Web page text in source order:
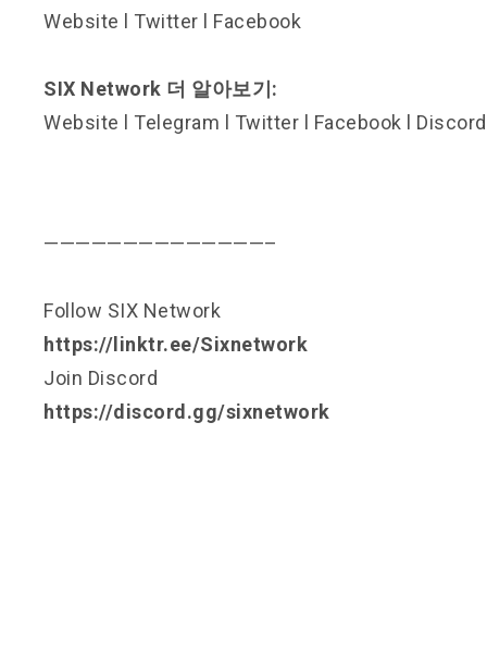
Website
Twitter Facebook
SIX Network 더 알아보기:
Website
Telegram Twitter Facebook Discord
——————————————–
Follow SIX Network
https://linktr.ee/Sixnetwork
Join Discord
https://discord.gg/sixnetwork